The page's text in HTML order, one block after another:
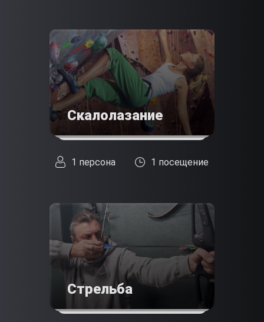
Скалолазание
1 персона 1 посещение
Стрельба